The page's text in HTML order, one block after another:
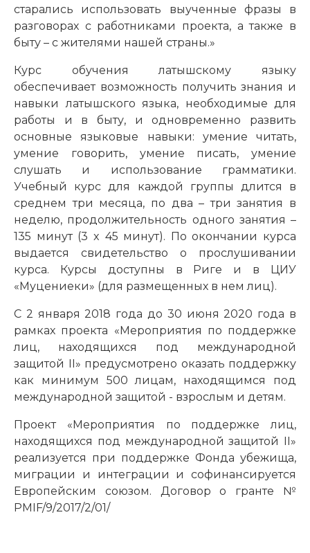
старались использовать выученные фразы в
разговорах с работниками проекта, а также в
быту – с жителями нашей страны.»
Курс обучения латышскому языку
обеспечивает возможность получить знания и
навыки латышского языка, необходимые для
работы и в быту, и одновременно развить
основные языковые навыки: умение читать,
умение говорить, умение писать, умение
слушать и использование грамматики.
Учебный курс для каждой группы длится в
среднем три месяца, по два – три занятия в
неделю, продолжительность одного занятия –
135 минут (3 x 45 минут). По окончании курса
выдается свидетельство о прослушивании
курса. Курсы доступны в Риге и в ЦИУ
«Муцениеки» (для размещенных в нем лиц).
С 2 января 2018 года до 30 июня 2020 года в
рамках проекта «Мероприятия по поддержке
лиц, находящихся под международной
защитой II» предусмотрено оказать поддержку
как минимум 500 лицам, находящимся под
международной защитой - взрослым и детям.
Проект «Мероприятия по поддержке лиц,
находящихся под международной защитой II»
реализуется при поддержке Фонда убежища,
миграции и интеграции и софинансируется
Европейским союзом. Договор о гранте №
PMIF/9/2017/2/01/